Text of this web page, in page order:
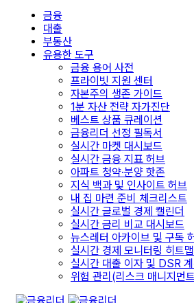
금융
대출
부동산
유용한 도구
금융 용어 사전
프라이빗 지원 센터
자본주의 생존 가이드
1분 자산 전략 자가진단
베스트 상품 큐레이션
금융리더 선정 필독서
실시간 마켓 대시보드
실시간 금융 지표 허브
아파트 청약·분양 핫존
지식 백과 및 인사이트 허브
내 집 마련 준비 체크리스트
실시간 글로벌 경제 캘린더
실시간 금리 비교 대시보드
뉴스레터 아카이브 및 구독
실시간 경제 모니터링 히트맵
실시간 대출 이자 및 DSR
위험 관리(리스크 매니지먼